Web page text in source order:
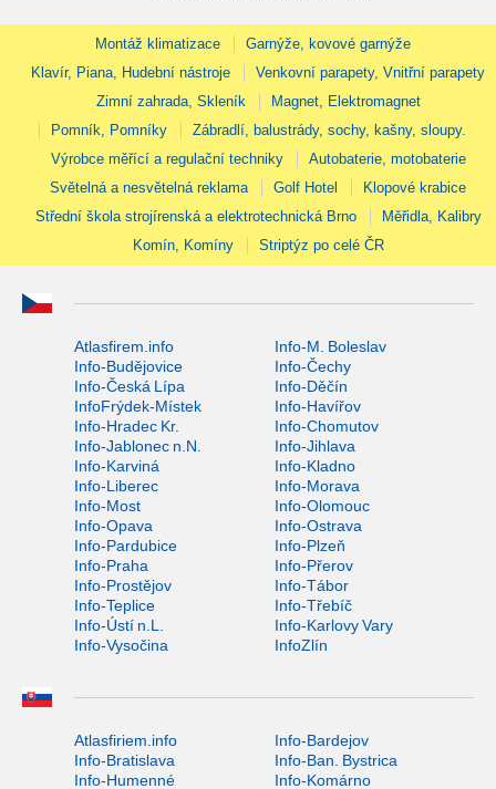
Montáž klimatizace
Garnýže, kovové garnýže
Klavír, Piana, Hudební nástroje
Venkovní parapety, Vnitřní parapety
Zimní zahrada, Skleník
Magnet, Elektromagnet
Pomník, Pomníky
Zábradlí, balustrády, sochy, kašny, sloupy.
Výrobce měřící a regulační techniky
Autobaterie, motobaterie
Světelná a nesvětelná reklama
Golf Hotel
Klopové krabice
Střední škola strojírenská a elektrotechnická Brno
Měřidla, Kalibry
Komín, Komíny
Striptýz po celé ČR
Atlasfirem.info
Info-M. Boleslav
Info-Budějovice
Info-Čechy
Info-Česká Lípa
Info-Děčín
InfoFrýdek-Místek
Info-Havířov
Info-Hradec Kr.
Info-Chomutov
Info-Jablonec n.N.
Info-Jihlava
Info-Karviná
Info-Kladno
Info-Liberec
Info-Morava
Info-Most
Info-Olomouc
Info-Opava
Info-Ostrava
Info-Pardubice
Info-Plzeň
Info-Praha
Info-Přerov
Info-Prostějov
Info-Tábor
Info-Teplice
Info-Třebíč
Info-Ústí n.L.
Info-Karlovy Vary
Info-Vysočina
InfoZlín
Atlasfiriem.info
Info-Bardejov
Info-Bratislava
Info-Ban. Bystrica
Info-Humenné
Info-Komárno